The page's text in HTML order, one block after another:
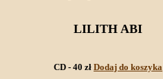
LILITH ABI
CD - 40 złDodaj do koszyka